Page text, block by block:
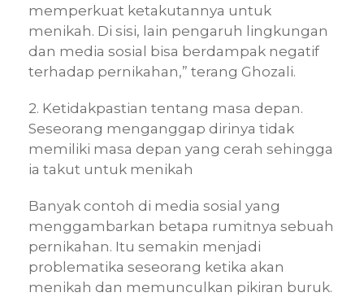
memperkuat ketakutannya untuk
menikah. Di sisi, lain pengaruh lingkungan
dan media sosial bisa berdampak negatif
terhadap pernikahan,” terang Ghozali.
2. Ketidakpastian tentang masa depan.
Seseorang menganggap dirinya tidak
memiliki masa depan yang cerah sehingga
ia takut untuk menikah
Banyak contoh di media sosial yang
menggambarkan betapa rumitnya sebuah
pernikahan. Itu semakin menjadi
problematika seseorang ketika akan
menikah dan memunculkan pikiran buruk.